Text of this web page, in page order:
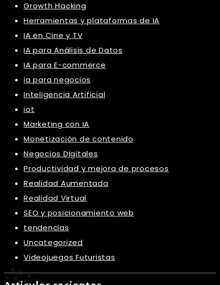
Growth Hacking
Herramientas y plataformas de IA
IA en Cine y TV
IA para Análisis de Datos
IA para E-commerce
ia para negocios
Inteligencia Artificial
iot
Marketing con IA
Monetización de contenido
Negocios Digitales
Productividad y mejora de procesos
Realidad Aumentada
Realidad Virtual
SEO y posicionamiento web
tendencias
Uncategorized
Videojuegos Futuristas